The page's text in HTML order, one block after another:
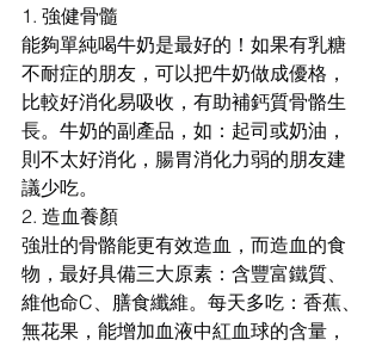
1. 強健骨髓
能夠單純喝牛奶是最好的！如果有乳糖
不耐症的朋友，可以把牛奶做成優格，
比較好消化易吸收，有助補鈣質骨骼生
長。牛奶的副產品，如：起司或奶油，
則不太好消化，腸胃消化力弱的朋友建
議少吃。
2. 造血養顏
強壯的骨骼能更有效造血，而造血的食
物，最好具備三大原素：含豐富鐵質、
維他命C、膳食纖維。每天多吃：香蕉、
無花果，能增加血液中紅血球的含量，